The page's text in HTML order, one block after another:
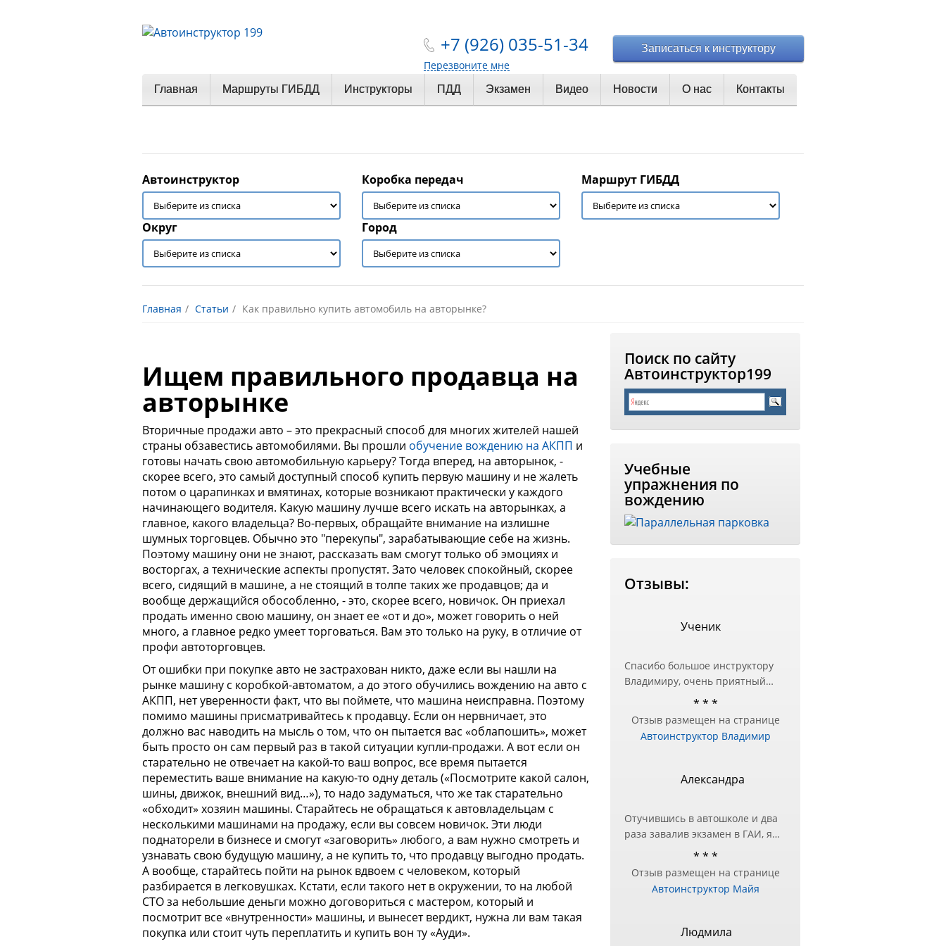
+7 (926) 035-51-34
Перезвоните мне
Записаться к инструктору
Главная Маршруты ГИБДД Инструкторы ПДД Экзамен Видео Новости О нас Контакты
Автоинструктор Коробка передач Маршрут ГИБДД
Округ Город
Главная Статьи Как правильно купить автомобиль на авторынке?
Ищем правильного продавца на
авторынке
Вторичные продажи авто – это прекрасный способ для многих жителей нашей
страны обзавестись автомобилями. Вы прошли обучение вождению на АКПП и
готовы начать свою автомобильную карьеру? Тогда вперед, на авторынок, -
скорее всего, это самый доступный способ купить первую машину и не жалеть
потом о царапинках и вмятинах, которые возникают практически у каждого
начинающего водителя. Какую машину лучше всего искать на авторынках, а
главное, какого владельца? Во-первых, обращайте внимание на излишне
шумных торговцев. Обычно это "перекупы", зарабатывающие себе на жизнь.
Поэтому машину они не знают, рассказать вам смогут только об эмоциях и
восторгах, а техническиеаспекты пропустят. Зато человек спокойный, скорее
всего, сидящий в машине, а не стоящий в толпе таких же продавцов; да и
вообще держащийся обособленно, - это, скорее всего, новичок. Он приехал
продать именно свою машину, он знает ее «от и до», может говорить о ней
много, а главное редко умеет торговаться. Вам это только на руку, в отличие от
профи автоторговцев.
От ошибки при покупке авто не застрахован никто, даже если вы нашли на
рынке машину с коробкой-автоматом, а до этого обучились вождению на авто с
АКПП, нет уверенности факт, что вы поймете, что машина неисправна. Поэтому
помимо машины присматривайтесь к продавцу. Если он нервничает, это
должно вас наводить на мысль о том, что он пытается вас «облапошить», может
быть просто он сам первый раз в такой ситуации купли-продажи. А вот если он
старательно не отвечает на какой-то ваш вопрос, все время пытается
переместить ваше внимание на какую-то одну деталь («Посмотрите какой салон,
шины, движок, внешний вид…»), то надо задуматься, что же так старательно
«обходит» хозяин машины. Старайтесь не обращаться к автовладельцам с
несколькими машинами на продажу, если вы совсем новичок. Эти люди
поднаторели в бизнесе и смогут «заговорить» любого, а вам нужно смотреть и
узнавать свою будущую машину, а не купить то, что продавцу выгодно продать.
А вообще, старайтесь пойти на рынок вдвоем с человеком, который
разбирается влегковушках. Кстати, если такого нет в окружении, то на любой
СТО за небольшие деньги можно договориться с мастером, который и
посмотрит все «внутренности» машины, и вынесет вердикт, нужна ли вам такая
покупка или стоит чуть переплатить и купить вон ту «Ауди».
Поиск по сайту
Автоинструктор199
Учебные
упражнения по
вождению
Отзывы:
Ученик
Спасибо большое инструктору
Владимиру, очень приятный
человек и настоящий
другой автошколе, но перед
экзаменом в ГИБДД
подготовка — за практическими
занятиями и обратилась к
Нашел подход в подаче
информации и разъяснил все
ошибки, с которыми до этого
было трудно справиться!
Премного благодарна
* * *
Отзыв размещен на странице
Автоинструктор Владимир
Александра
Отучившись в автошколе и два
раза завалив экзамен в ГАИ, я
поняла, что нужно другое
Сестра посоветовала Майю в
качестве инструктора, чтобы
маршрут и упражнения.
Уже после первого занятия, я
* * *
Отзыв размещен на странице
Автоинструктор Майя
Людмила